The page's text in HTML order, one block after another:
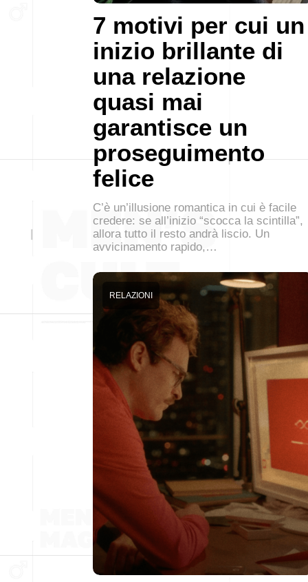
7 motivi per cui un
inizio brillante di
una relazione
quasi mai
garantisce un
proseguimento
felice
C’è un’illusione romantica in cui è facile
credere: se all’inizio “scocca la scintilla”,
allora tutto il resto andrà liscio. Un
avvicinamento rapido,…
RELAZIONI